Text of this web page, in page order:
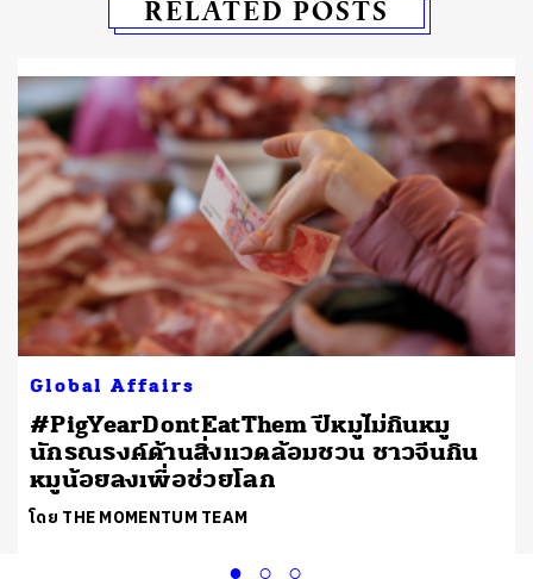
RELATED POSTS
Global Affairs
#PigYearDontEatThem ปีหมูไม่กินหมู
นักรณรงค์ด้านสิ่งแวดล้อมชวน ชาวจีนกิน
หมูน้อยลงเพื่อช่วยโลก
โดย THE MOMENTUM TEAM